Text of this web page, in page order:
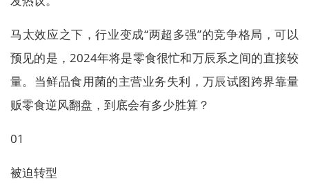
马太效应之下，行业变成“两超多强”的竞争格局，可以
预见的是，2024年将是零食很忙和万辰系之间的直接较
量。当鲜品食用菌的主营业务失利，万辰试图跨界靠量
贩零食逆风翻盘，到底会有多少胜算？
01
被迫转型